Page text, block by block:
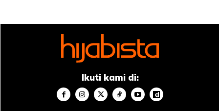
Ikuti kami di: